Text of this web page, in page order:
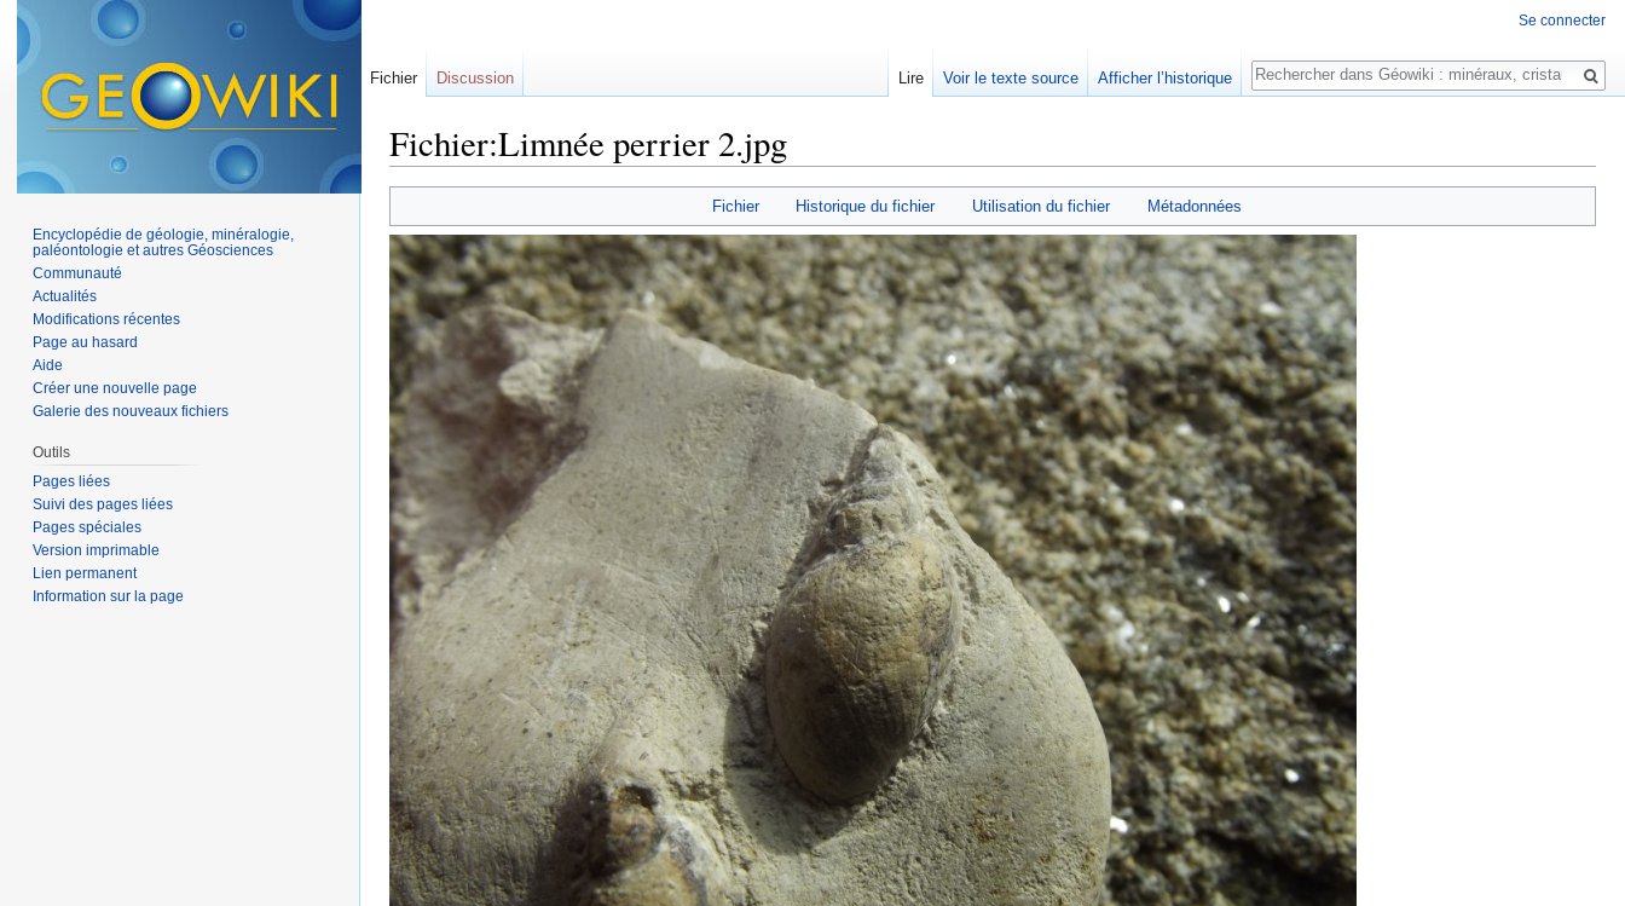
Fichier:Limnée perrier 2.jpg
Fichier Historique du fichier Utilisation du fichier Métadonnées
Se connecter
Fichier Discussion Lire Voir le texte source Afficher l’historique
Rechercher
Encyclopédie de géologie, minéralogie,
paléontologie et autres Géosciences
Communauté
Actualités
Modifications récentes
Page au hasard
Aide
Créer une nouvelle page
Galerie des nouveaux fichiers
Outils
Pages liées
Suivi des pages liées
Pages spéciales
Version imprimable
Lien permanent
Information sur la page